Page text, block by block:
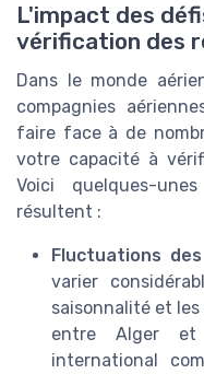
L'impact des
vérification des
Dans le monde
compagnies
faire face à de
votre capacité à
Voici quelques-
résultent :
Fluctuations
varier
saisonnalité et
entre Alger
international